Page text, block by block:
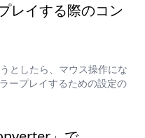
レイする際のコン
としたら、マウス操作にな
ープレイするための設定の